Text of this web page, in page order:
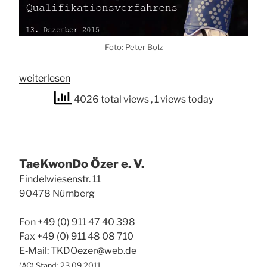
Foto: Peter Bolz
„Zwi­
kun­
gen
zu
gen
Aspek­
ten
eines
wei­ter­le­sen
4026 total views , 1 views today
Tae­Kwon­Do Özer e. V.
Fin­del­wie­sen­str. 11
90478 Nürn­berg
Fon +49 (0) 911 47 40 398
Fax +49 (0) 911 48 08 710
E‑Mail: TKDOezer@web.de